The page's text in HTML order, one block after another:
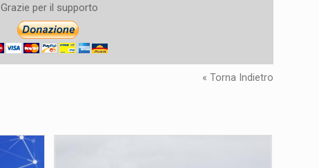
Grazie per il supporto
« Torna Indietro